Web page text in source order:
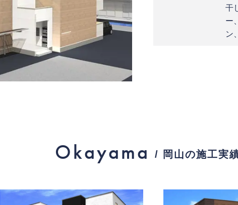
干
ー
ン
Okayama / 岡山の施工実